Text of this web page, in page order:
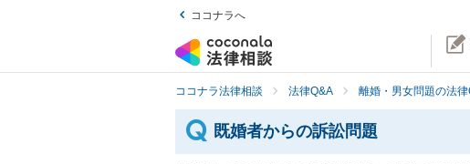
ココナラへ
ココナラ法律相談 法律Q&A 離婚・男女問題の法律
既婚者からの訴訟問題